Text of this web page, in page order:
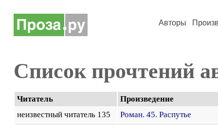
Авторы
Список прочтений
Читатель
Произведение
неизвестный читатель 135
Роман. 45. Распутье